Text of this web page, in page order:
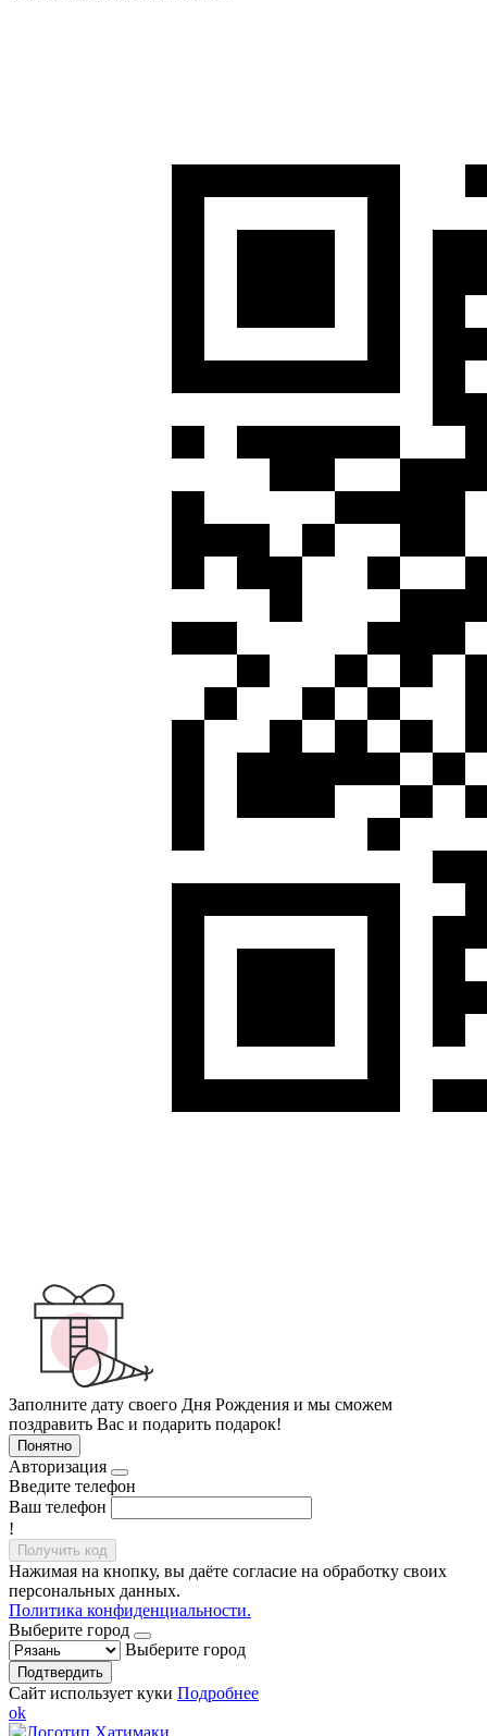
Заполните дату своего Дня Рождения и мы сможем
поздравить Вас и подарить подарок!
Понятно
Авторизация
Введите телефон
Ваш телефон
!
Получить код
Нажимая на кнопку, вы даёте согласие на обработку своих
персональных данных.
Политика конфиденциальности.
Выберите город
Выберите город
Подтвердить
Сайт использует куки Подробнее
ok